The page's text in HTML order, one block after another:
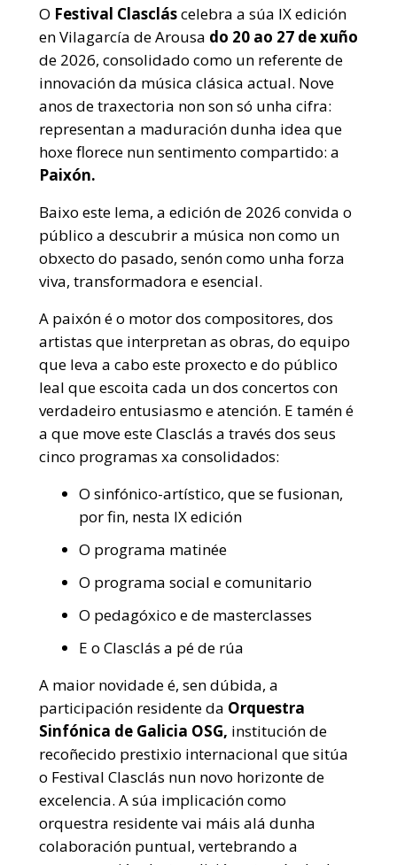
O Festival Clascláscelebra a súa IX edición
en Vilagarcía de Arousa do 20 ao 27 de xuño
de 2026, consolidado como un referente de
innovación da música clásica actual. Nove
anos de traxectoria non son só unha cifra:
representan a maduración dunha idea que
hoxe florece nun sentimento compartido: a
Paixón.
Baixo este lema, a edición de 2026 convida o
público a descubrir a música non como un
obxecto do pasado, senón como unha forza
viva, transformadora e esencial.
A paixón é o motor dos compositores, dos
artistas que interpretan as obras, do equipo
que leva a cabo este proxecto e do público
leal que escoita cada un dos concertos con
verdadeiro entusiasmo e atención. E tamén é
a que move este Clasclás a través dos seus
cinco programas xa consolidados:
O sinfónico-artístico, que se fusionan,
por fin, nesta IX edición
O programa matinée
O programa social e comunitario
O pedagóxico e de masterclasses
E o Clasclás a pé de rúa
A maior novidade é, sen dúbida, a
participación residente da Orquestra
Sinfónica de Galicia OSG, institución de
recoñecido prestixio internacional que sitúa
o Festival Clasclás nun novo horizonte de
excelencia. A súa implicación como
orquestra residente vai máis alá dunha
colaboración puntual, vertebrando a